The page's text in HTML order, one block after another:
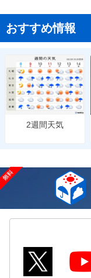
おすすめ情報
2週間天気